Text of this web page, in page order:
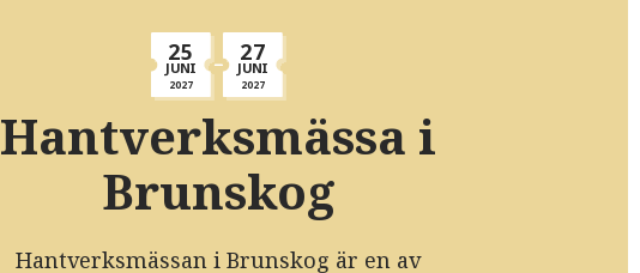
25
JUNI
2027
27
JUNI
2027
Hantverksmässa i
Brunskog
Hantverksmässan i Brunskog är en av